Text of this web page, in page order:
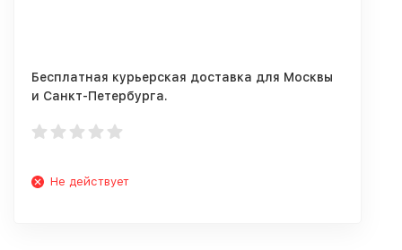
Бесплатная курьерская доставка для Москвы
и Санкт-Петербурга.
Не действует